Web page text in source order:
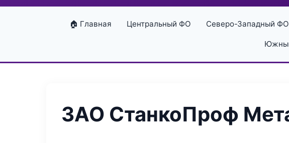
🏠 Главная Центральный ФО Северо-Западный ФО
ЗАО СтанкоПроф